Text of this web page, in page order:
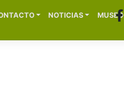
NOTICIAS MUSEO